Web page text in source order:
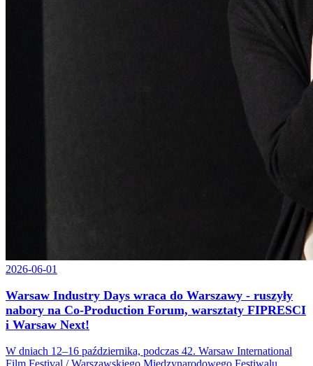
2026-06-01
Warsaw Industry Days wraca do Warszawy - ruszyły
nabory na Co-Production Forum, warsztaty FIPRESCI
i Warsaw Next!
W dniach 12–16 października, podczas 42. Warsaw International